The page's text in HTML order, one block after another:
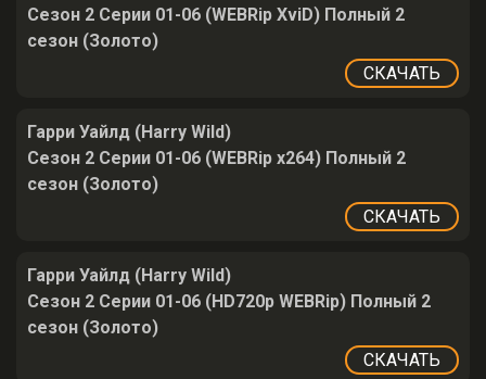
Сезон 2 Серии 01-06 (WEBRip XviD) Полный 2
сезон (Золото)
СКАЧАТЬ
Гарри Уайлд (Harry Wild)
Сезон 2 Серии 01-06 (WEBRip x264) Полный 2
сезон (Золото)
СКАЧАТЬ
Гарри Уайлд (Harry Wild)
Сезон 2 Серии 01-06 (HD720p WEBRip) Полный 2
сезон (Золото)
СКАЧАТЬ